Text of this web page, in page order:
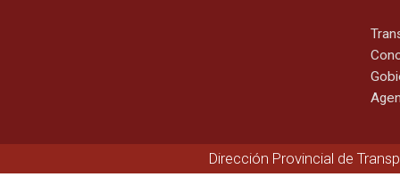
Dirección Provincial de